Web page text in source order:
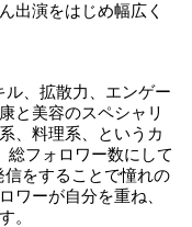
出演をはじめ幅広く
ル、拡散力、エンゲー
と美容のスペシャリ
、料理系、というカ
総フォロワー数にして
をすることで憧れの
ワーが自分を重ね、
。